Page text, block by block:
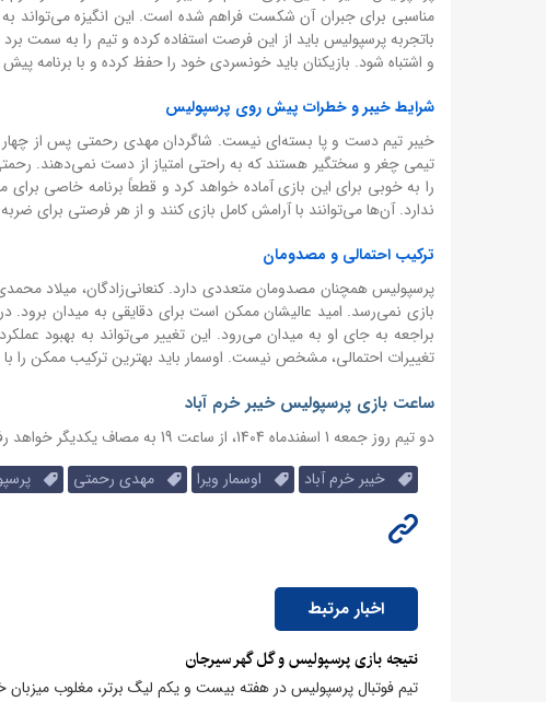
مناسبی برای جبران آن شکست فراهم شده است. این انگیزه می‌تواند
باتجربه پرسپولیس باید از این فرصت استفاده کرده و تیم را به سمت
و اشتباه شود. بازیکنان باید خونسردی خود را حفظ کرده و با برنامه پیش
شرایط خیبر و خطرات پیش روی پرسپولیس
خیبر تیم دست و پا بسته‌ای نیست. شاگردان مهدی رحمتی پس از چهار
تیمی چغر و سختگیر هستند که به راحتی امتیاز از دست نمی‌دهند.
را به خوبی برای این بازی آماده خواهد کرد و قطعاً برنامه خاصی
ندارد. آن‌ها می‌توانند با آرامش کامل بازی کنند و از هر فرصتی برای
ترکیب احتمالی و مصدومان
پرسپولیس همچنان مصدومان متعددی دارد. کنعانی‌زادگان، میلاد
بازی نمی‌رسد. امید عالیشان ممکن است برای دقایقی به میدان
براجعه به جای او به میدان می‌رود. این تغییر می‌تواند به بهبود
تغییرات احتمالی، مشخص نیست. اوسمار باید بهترین ترکیب ممکن را
ساعت بازی پرسپولیس خیبر خرم آباد
دو تیم روز جمعه 1 اسفندماه 1404، از ساعت 19 به مصاف یکدیگر خواهد رفت.
خیبر خرم آباد
اوسمار ویرا مهدی رحمتی
اخبار مرتبط
نتیجه بازی پرسپولیس و گل گهر سیرجان
تیم فوتبال پرسپولیس در هفته بیست و یکم لیگ برتر، مغلوب